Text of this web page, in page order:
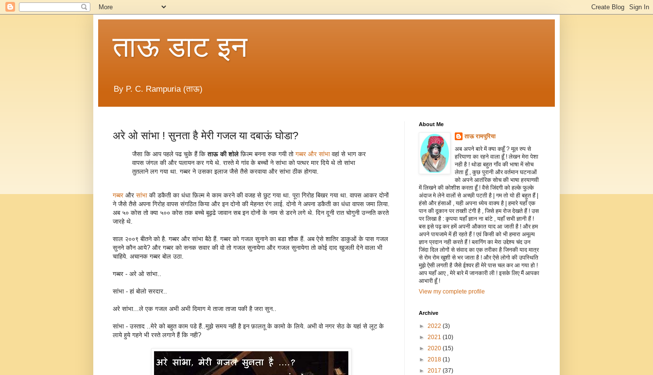
ताऊ डाट इन
By P. C. Rampuria (ताऊ)
अरे ओ सांभा ! सुनता है मेरी गजल या दबाऊं घोडा?
जैसा कि आप पहले पढ चुके हैं किताऊ की शोलेफ़िल्म बनना रुक गयी तोगब्बर और सांभा वहां से भाग कर
वापस जंगल की और पलायन कर गये थे. रास्ते मे गांव के बच्चों ने सांभा को पत्थर मार दिये थे तो सांभा
तुतलाने लग गया था. गब्बर ने उसका इलाज जैसे तैसे करवाया और सांभा ठीक होगया.
गब्बर औरसांभा की डकैती का धंधा फ़िल्म मे काम करने की वजह से छुट गया था. पूरा गिरोह बिखर गया था. वापस आकर दोनों
ने जैसे तैसे अपना गिरोह वापस संगठित किया और इन दोनो की मेहनत रंग लाई. दोनो ने अपना डकैती का धंधा वापस जमा लिया.
अब ५० कोस तो क्या ५०० कोस तक बच्चे बूढ्ढे जावान सब इन दोनों के नाम से डरने लगे थे. दिन दूनी रात चोगुनी उन्नति करते
जारहे थे.
साल २००९ बीतने को है. गब्बर और सांभा बैठे हैं. गब्बर को गजल सुनाने का बडा शौक हैं. अब ऐसे शातिर डाकुओं के पास गजल
सुनने कौन आये? और गब्बर को सनक सवार की वो तो गजल सुनायेगा और गजल सुनायेगा तो कोई दाद खुजली देने वाला भी
चाहिये. अचानक गब्बर बोल उठा.
गब्बर - अरे ओ सांभा..
सांभा - हां बोलो सरदार..
अरे सांभा...ले एक गजल अभी अभी दिमाग मे ताजा ताजा पकी है जरा सुन..
सांभा - उस्ताद ..मेरे को बहुत काम पडे हैं..मुझे समय नही है इन फ़ालतू के कामो के लिये. अभी वो नगर सेठ के यहां से लूट के
लाये हुये गहने भी रस्ते लगाने हैं कि नही?
About Me
ताऊ रामपुरिया
अब अपने बारे में क्या कहूँ ? मूल रुप से
हरियाणा का रहने वाला हूँ ! लेखन मेरा पेशा
नही है ! थोडा बहुत गाँव की भाषा में सोच
लेता हूँ , कुछ पुरानी और वर्तमान घटनाओं
को अपने आतंरिक सोच की भाषा हरयाणवी
में लिखने की कोशीश करता हूँ ! वैसे जिंदगी को हल्के फुल्के
अंदाज मे लेने वालों से अच्छी पटती है | गम तो यो ही बहुत हैं |
हंसो और हंसाओं , यही अपना ध्येय वाक्य है | हमारे यहाँ एक
पान की दूकान पर तख्ती टंगी है , जिसे हम रोज देखते हैं ! उस
पर लिखा है : कृपया यहाँ ज्ञान ना बांटे , यहाँ सभी ज्ञानी हैं !
बस इसे पढ़ कर हमें अपनी औकात याद आ जाती है ! और हम
अपने पायजामे में ही रहते हैं ! एवं किसी को भी हमारा अमूल्य
ज्ञान प्रदान नही करते हैं ! ब्लागिंग का मेरा उद्देश्य चंद उन
जिंदा दिल लोगों से संवाद का एक तरीका है जिनकी याद मात्र
से रोम रोम खुशी से भर जाता है ! और ऐसे लोगो की उपस्थिति
मुझे ऐसी लगती है जैसे ईश्वर ही मेरे पास चल कर आ गया हो !
आप यहाँ आए , मेरे बारे में जानकारी ली ! इसके लिए मैं आपका
आभारी हूँ !
View my complete profile
Archive
► 2022 (3)
► 2021 (10)
► 2020 (15)
► 2018 (1)
► 2017 (37)